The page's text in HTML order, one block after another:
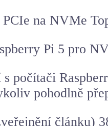
na NVMe
Pi 5 pro
počítači
pohodlně
článku)